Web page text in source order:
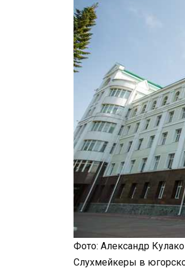
Фото: Александр
Слухмейкеры в